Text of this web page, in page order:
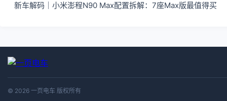
新车解码｜小米澎程N90 Max配置拆解：7座Max版最值得买
© 2026 一页电车 版权所有